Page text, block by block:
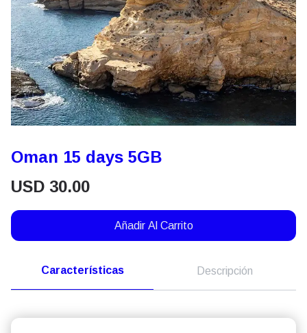
Oman 15 days 5GB
USD 30.00
Añadir Al Carrito
Características Descripción